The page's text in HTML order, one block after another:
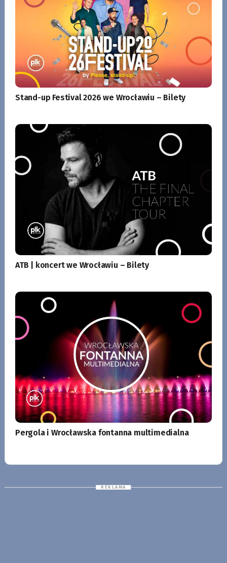
Stand-up Festival 2026 we Wrocławiu – Bilety
ATB | koncert we Wrocławiu – Bilety
Pergola i Wrocławska fontanna multimedialna